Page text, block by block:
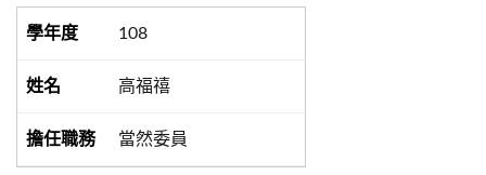
108
高福禧
當然委員